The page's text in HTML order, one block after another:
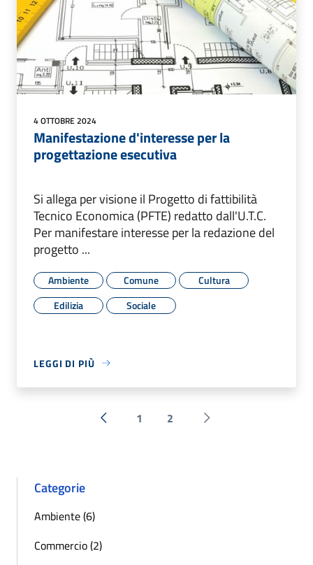
4 OTTOBRE 2024
Manifestazione d'interesse per la
progettazione esecutiva
Si allega per visione il Progetto di fattibilità
Tecnico Economica (PFTE) redatto dall'U.T.C.
Per manifestare interesse per la redazione del
progetto ...
Ambiente Comune
Cultura
Edilizia
Sociale
LEGGI DI PIÙ
« Precedente
1 2 Successiva »
Categorie
Ambiente (6)
Commercio (2)